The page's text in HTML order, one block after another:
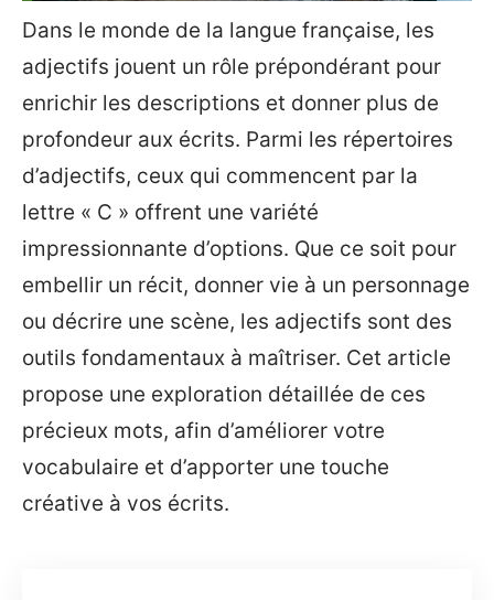
Dans le monde de la langue française, les
adjectifs jouent un rôle prépondérant pour
enrichir les descriptions et donner plus de
profondeur aux écrits. Parmi les répertoires
d’adjectifs, ceux qui commencent par la
lettre « C » offrent une variété
impressionnante d’options. Que ce soit pour
embellir un récit, donner vie à un personnage
ou décrire une scène, les adjectifs sont des
outils fondamentaux à maîtriser. Cet article
propose une exploration détaillée de ces
précieux mots, afin d’améliorer votre
vocabulaire et d’apporter une touche
créative à vos écrits.